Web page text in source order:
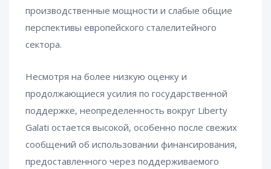
производственные мощности и слабые общие
перспективы европейского сталелитейного
сектора.
Несмотря на более низкую оценку и
продолжающиеся усилия по государственной
поддержке, неопределенность вокруг Liberty
Galati остается высокой, особенно после свежих
сообщений об использовании финансирования,
предоставленного через поддерживаемого